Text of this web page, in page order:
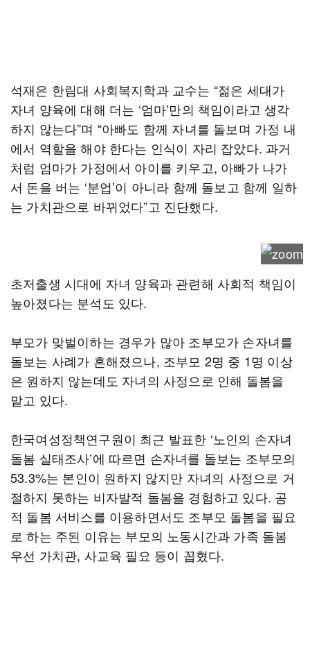
석재은 한림대 사회복지학과 교수는 “젊은 세대가
자녀 양육에 대해 더는 ‘엄마’만의 책임이라고 생각
하지 않는다”며 “아빠도 함께 자녀를 돌보며 가정 내
에서 역할을 해야 한다는 인식이 자리 잡았다. 과거
처럼 엄마가 가정에서 아이를 키우고, 아빠가 나가
서 돈을 버는 ‘분업’이 아니라 함께 돌보고 함께 일하
는 가치관으로 바뀌었다”고 진단했다.
초저출생 시대에 자녀 양육과 관련해 사회적 책임이
높아졌다는 분석도 있다.
부모가 맞벌이하는 경우가 많아 조부모가 손자녀를
돌보는 사례가 흔해졌으나, 조부모 2명 중 1명 이상
은 원하지 않는데도 자녀의 사정으로 인해 돌봄을
맡고 있다.
한국여성정책연구원이 최근 발표한 ‘노인의 손자녀
돌봄 실태조사’에 따르면 손자녀를 돌보는 조부모의
53.3%는 본인이 원하지 않지만 자녀의 사정으로 거
절하지 못하는 비자발적 돌봄을 경험하고 있다. 공
적 돌봄 서비스를 이용하면서도 조부모 돌봄을 필요
로 하는 주된 이유는 부모의 노동시간과 가족 돌봄
우선 가치관, 사교육 필요 등이 꼽혔다.